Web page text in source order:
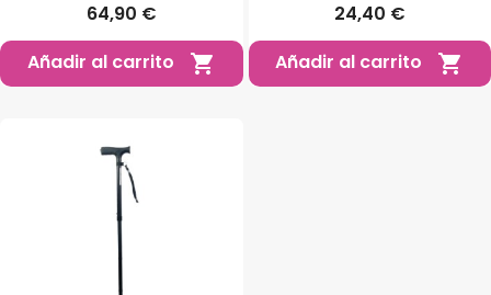
64,90 €
Añadir al carrito

24,40 €
Añadir al carrito
